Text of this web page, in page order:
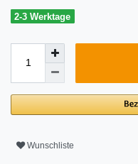
2-3 Werktage
Wunschliste